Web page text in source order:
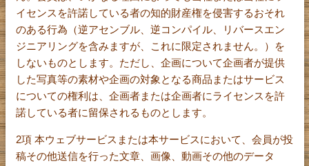
イセンスを許諾している者の知的財産権を侵害するおそれ
のある行為（逆アセンブル、逆コンパイル、リバースエン
ジニアリングを含みますが、これに限定されません。）を
しないものとします。ただし、企画について企画者が提供
した写真等の素材や企画の対象となる商品またはサービス
についての権利は、企画者または企画者にライセンスを許
諾している者に留保されるものとします。
2項 本ウェブサービスまたは本サービスにおいて、会員が投
稿その他送信を行った文章、画像、動画その他のデータ